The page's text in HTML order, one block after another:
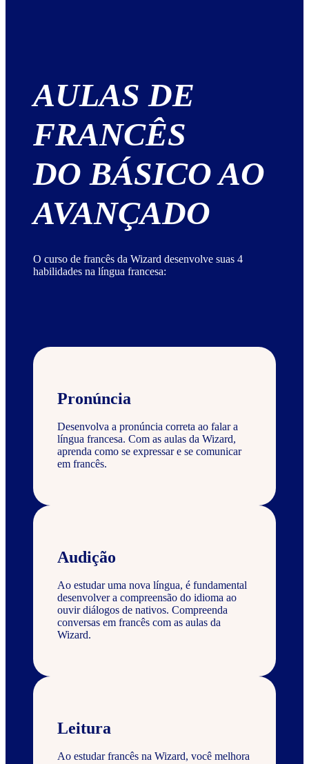
AULAS DE
FRANCÊS
DO BÁSICO AO
AVANÇADO
O curso de francês da Wizard desenvolve suas 4
habilidades na língua francesa:
Pronúncia
Desenvolva a pronúncia correta ao falar a
língua francesa. Com as aulas da Wizard,
aprenda como se expressar e se comunicar
em francês.
Audição
Ao estudar uma nova língua, é fundamental
desenvolver a compreensão do idioma ao
ouvir diálogos de nativos. Compreenda
conversas em francês com as aulas da
Wizard.
Leitura
Ao estudar francês na Wizard, você melhora